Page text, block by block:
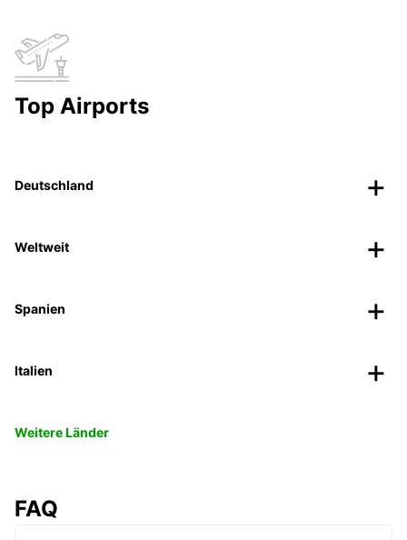
Top Airports
Deutschland
Weltweit
Spanien
Italien
Weitere Länder
FAQ